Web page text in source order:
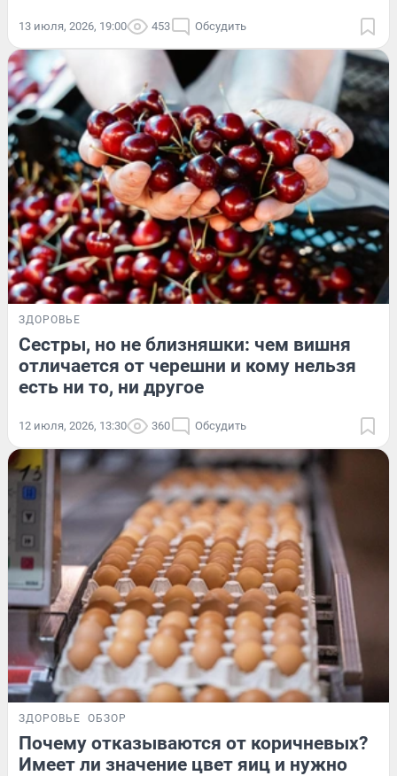
13 июля, 2026, 19:00 453 Обсудить
ЗДОРОВЬЕ
Сестры, но не близняшки: чем вишня
отличается от черешни и кому нельзя
есть ни то, ни другое
12 июля, 2026, 13:30 360 Обсудить
ЗДОРОВЬЕ ОБЗОР
Почему отказываются от коричневых?
Имеет ли значение цвет яиц и нужно